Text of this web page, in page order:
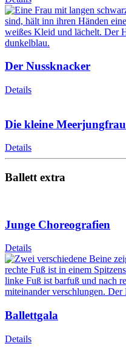
Der Nussknacker
Details
Die kleine Meerjungfrau
Details
Ballett extra
Junge Choreografien
Details
Ballettgala
Details